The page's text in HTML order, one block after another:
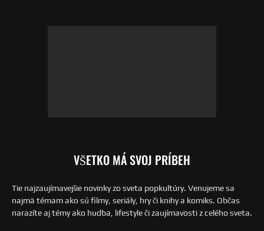
VŠETKO MÁ SVOJ PRÍBEH
Tie najzaujímavejšie novinky zo sveta popkultúry. Venujeme sa
najmä témam ako sú filmy, seriály, hry či knihy a komiks. Občas
narazíte aj témy ako hudba, lifestyle či zaujímavosti z celého sveta.